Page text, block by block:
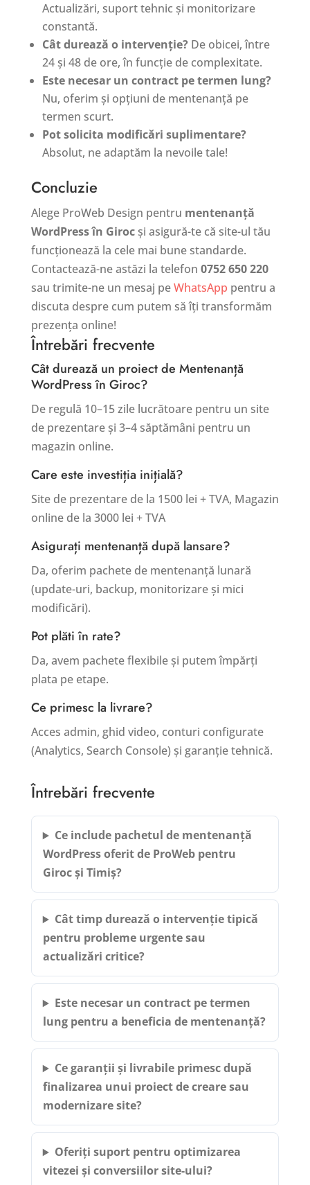
Actualizări, suport tehnic și monitorizare
constantă.
Cât durează o intervenție? De obicei, între
24 și 48 de ore, în funcție de complexitate.
Este necesar un contract pe termen lung?
Nu, oferim și opțiuni de mentenanță pe
termen scurt.
Pot solicita modificări suplimentare?
Absolut, ne adaptăm la nevoile tale!
Concluzie
Alege ProWeb Design pentru mentenanță
WordPress în Girocși asigură-te că site-ul tău
funcționează la cele mai bune standarde.
Contactează-ne astăzi la telefon 0752 650 220
sau trimite-ne un mesaj peWhatsApp pentru a
discuta despre cum putem să îți transformăm
prezența online!
Întrebări frecvente
Cât durează un proiect de Mentenanță
WordPress în Giroc?
De regulă 10–15 zile lucrătoare pentru un site
de prezentare și 3–4 săptămâni pentru un
magazin online.
Care este investiția inițială?
Site de prezentare de la 1500 lei + TVA, Magazin
online de la 3000 lei + TVA
Asigurați mentenanță după lansare?
Da, oferim pachete de mentenanță lunară
(update-uri, backup, monitorizare și mici
modificări).
Pot plăti în rate?
Da, avem pachete flexibile și putem împărți
plata pe etape.
Ce primesc la livrare?
Acces admin, ghid video, conturi configurate
(Analytics, Search Console) și garanție tehnică.
Întrebări frecvente
Ce include pachetul de mentenanță
WordPress oferit de ProWeb pentru
Giroc și Timiș?
Cât timp durează o intervenție tipică
pentru probleme urgente sau
actualizări critice?
Este necesar un contract pe termen
lung pentru a beneficia de mentenanță?
Ce garanții și livrabile primesc după
finalizarea unui proiect de creare sau
modernizare site?
Oferiți suport pentru optimizarea
vitezei și conversiilor site-ului?